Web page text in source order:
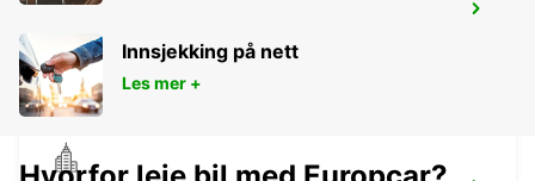
NAAS - IRELANDInnsjekking på nett
Les mer +